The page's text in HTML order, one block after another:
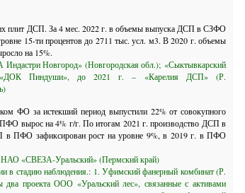
плит ДСП. За 4 мес. 2022 г. в объемы выпуска ДСП в СЗФО
15-ти процентов до 2711 тыс. усл. м3. В 2020 г. объемы
на 15%.
Новгород» (Новгородская обл.);«Сыктывкарский
«ДОК Пиндуши», до 2021 г. – «Карелия ДСП» (Р.
ФО за истекший период выпустили 22% от совокупного
вырос на 4% г/г. По итогам 2021 г. производство ДСП в
в ПФО зафиксирован рост на уровне 9%, в 2019 г. в ПФО
НАО «СВЕЗА-Уральский» (Пермский край)
в стадию наблюдения.: 1. Уфимский фанерный комбинат (Р.
проекта ООО «Уральский лес», связанные с активами